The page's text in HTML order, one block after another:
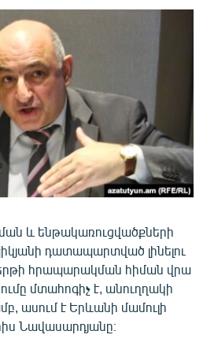
և ենթակառուցվածքների
դատապարտված լինելու
հրապարակման հիման վրա
մտահոգիչ է, անուղղակի
ասում է Երևանի մամուլի
Նավասարդյանը։